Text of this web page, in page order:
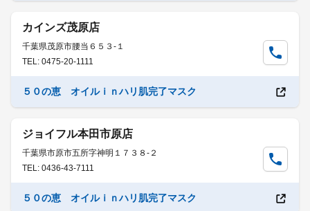
カインズ茂原店
千葉県茂原市腰当６５３-１
TEL: 0475-20-1111
５０の恵 オイルｉｎハリ肌完了マスク
ジョイフル本田市原店
千葉県市原市五所字神明１７３８-２
TEL: 0436-43-7111
５０の恵 オイルｉｎハリ肌完了マスク